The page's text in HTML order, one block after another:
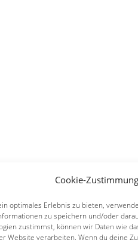
Cookie-
optimales Erlebnis zu bieten,
zu speichern und/oder
zustimmst, können wir Daten wie
Website verarbeiten. Wenn du deine